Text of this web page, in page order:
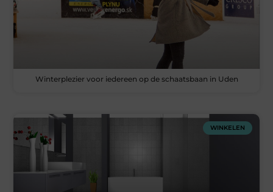
Winterplezier voor iedereen op de schaatsbaan in Uden
WINKELEN